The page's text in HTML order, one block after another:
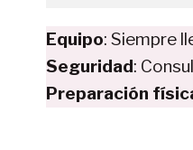
Equipo: Siempre
Seguridad:
Preparación